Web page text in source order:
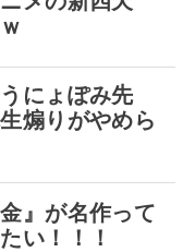
にょぽみ先
煽りがやめら
』が名作って
い！！！